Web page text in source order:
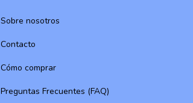
Sobre nosotros
Contacto
Cómo comprar
Preguntas Frecuentes (FAQ)